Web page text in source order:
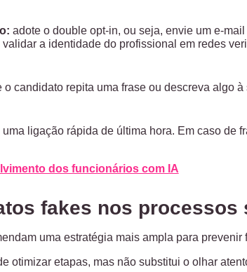
adote o double opt-in, ou seja, envie um e-
a identidade do profissional em redes
o candidato repita uma frase ou descreva algo
ligação rápida de última hora. Em caso de
dos funcionários com IA
fakes nos processos
uma estratégia mais ampla para prevenir
otimizar etapas, mas não substitui o olhar